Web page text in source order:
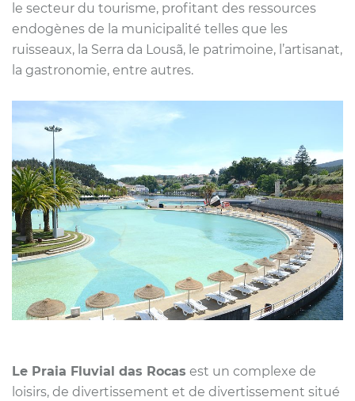
le secteur du tourisme, profitant des ressources
endogènes de la municipalité telles que les
ruisseaux, la Serra da Lousã, le patrimoine, l’artisanat,
la gastronomie, entre autres.
Le Praia Fluvial das Rocas est un complexe de
loisirs, de divertissement et de divertissement situé